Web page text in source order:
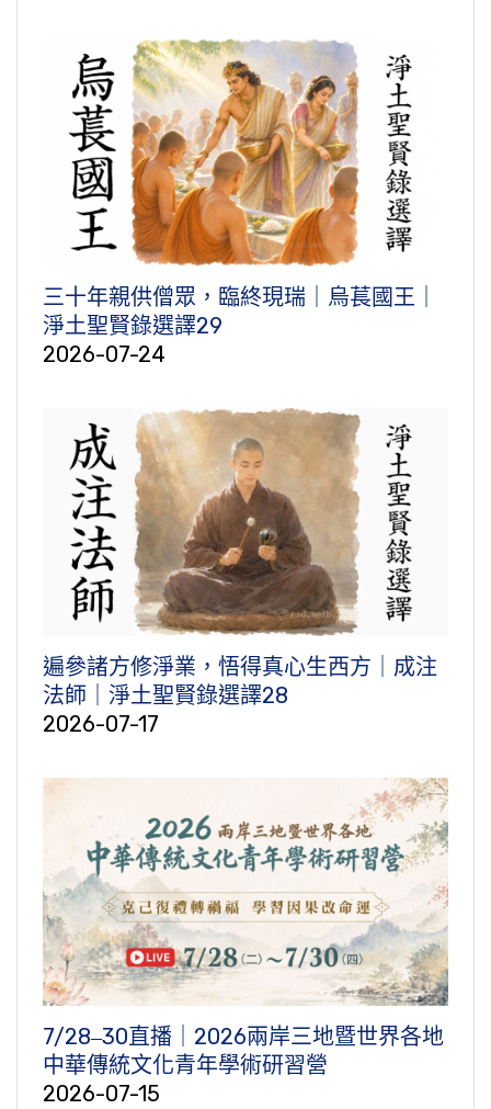
三十年親供僧眾，臨終現瑞｜烏萇國王｜
淨土聖賢錄選譯29
2026-07-24
遍參諸方修淨業，悟得真心生西方｜成注
法師｜淨土聖賢錄選譯28
2026-07-17
7/28‒30直播｜2026兩岸三地暨世界各地
中華傳統文化青年學術研習營
2026-07-15